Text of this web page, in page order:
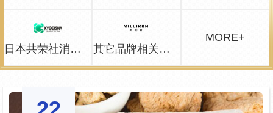
日本共荣社消泡剂 其它品牌相关问题
MORE+